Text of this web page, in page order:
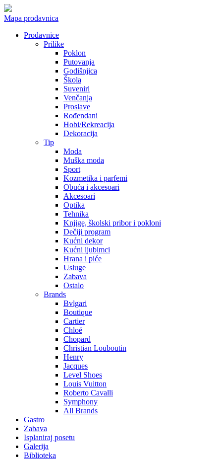
Mapa prodavnica
Prodavnice
Prilike
Poklon
Putovanja
Godišnjica
Škola
Suveniri
Venčanja
Proslave
Rođendani
Hobi/Rekreacija
Dekoracija
Tip
Moda
Muška moda
Sport
Kozmetika i parfemi
Obuća i akcesoari
Akcesoari
Optika
Tehnika
Knjige, školski pribor i pokloni
Dečiji program
Kućni dekor
Kućni ljubimci
Hrana i piće
Usluge
Zabava
Ostalo
Brands
Bvlgari
Boutique
Cartier
Chloé
Chopard
Christian Louboutin
Henry
Jacques
Level Shoes
Louis Vuitton
Roberto Cavalli
Symphony
All Brands
Gastro
Zabava
Isplaniraj posetu
Galerija
Biblioteka